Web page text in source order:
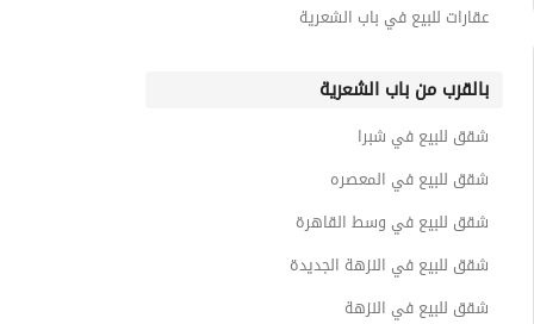
عقارات للبيع في باب الشعرية
بالقرب من باب الشعرية
شقق للبيع في شبرا
شقق للبيع في المعصره
شقق للبيع في وسط القاهرة
شقق للبيع في النزهة الجديدة
شقق للبيع في النزهة